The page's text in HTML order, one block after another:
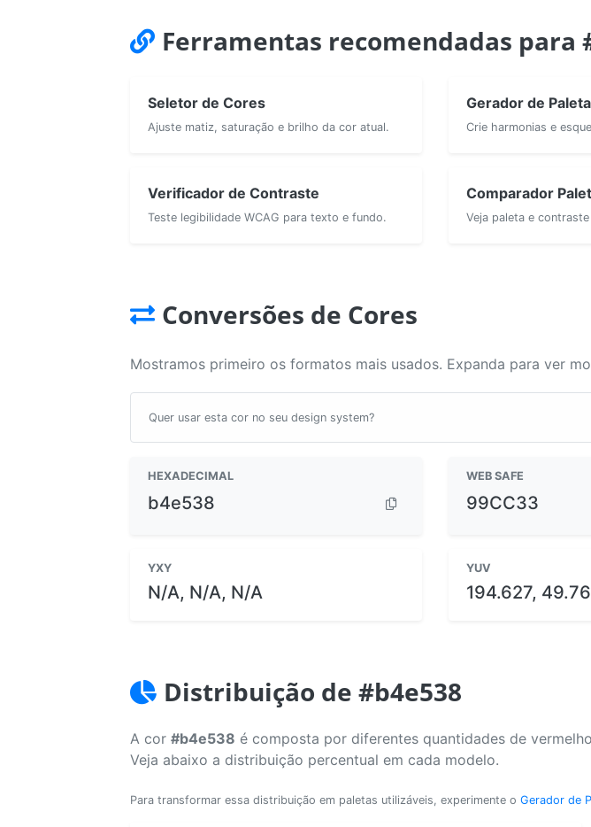
Ferramentas recomendadas para
Seletor de Cores
Ajuste matiz, saturação e brilho da cor atual.
Gerador de
Crie harmonias e
Verificador de Contraste
Teste legibilidade WCAG para texto e fundo.
Comparador
Veja paleta e
Conversões de Cores
Mostramos primeiro os formatos mais usados. Expanda para ver
Quer usar esta cor no seu design system?
HEXADECIMAL
b4e538
WEB SAFE
99CC33
YXY
N/A, N/A, N/A
YUV
194.627,
Distribuição de #b4e538
A cor #b4e538 é composta por diferentes quantidades de
Veja abaixo a distribuição percentual em cada modelo.
Para transformar essa distribuição em paletas utilizáveis, experimente o Gerador de